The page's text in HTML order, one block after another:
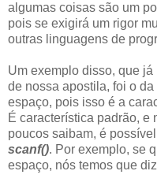
algumas coisas são um
pois se exigirá um rigor
outras linguagens de
Um exemplo disso, que
de nossa apostila, foi o da
espaço, pois isso é a
É característica padrão, e
poucos saibam, é
scanf(). Por exemplo, se
espaço, nós temos que